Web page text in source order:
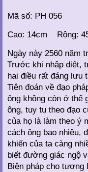
Mã số: PH 056
Cao: 14cm Rộng:
Ngày này 2560 năm
Trước khi nhập diệt,
hai điều rất đáng lưu
Tiên đoán về đạo
ông không còn ở thế
ông, tuy tu theo đạo
của họ là làm theo ý
cách ông bao nhiêu,
khiến của ta càng
biết đường giác ngộ
Biện pháp cho